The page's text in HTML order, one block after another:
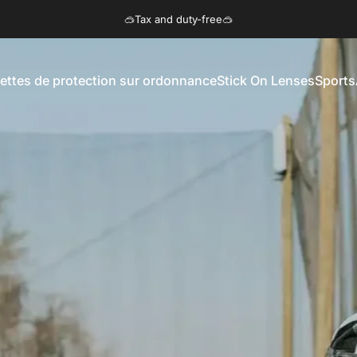
💙Claim on HSA, FSA & Insurance💙
de protection sur ordonnanceStick On Lenses
Stick On Lenses
Sports
Sports